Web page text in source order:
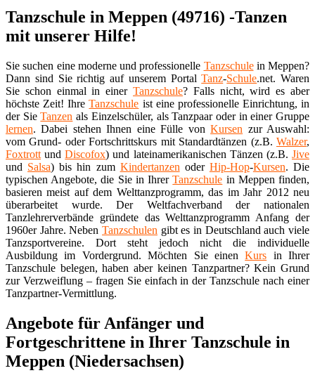
Tanzschule in Meppen (49716) -Tanzen
mit unserer Hilfe!
Sie suchen eine moderne und professionelle Tanzschulein Meppen?
Dann sind Sie richtig auf unserem PortalTanz-Schule.net. Waren
Sie schon einmal in einer Tanzschule? Falls nicht, wird es aber
höchste Zeit! IhreTanzschule ist eine professionelle Einrichtung, in
der SieTanzen als Einzelschüler, als Tanzpaar oder in einer Gruppe
lernen. Dabei stehen Ihnen eine Fülle vonKursen zur Auswahl:
vom Grund- oder Fortschrittskurs mit Standardtänzen (z.B. Walzer,
Foxtrott undDiscofox) und lateinamerikanischen Tänzen (z.B.Jive
und Salsa) bis hin zum Kindertanzen oder Hip-Hop-Kursen. Die
typischen Angebote, die Sie in IhrerTanzschule in Meppen finden,
basieren meist auf dem Welttanzprogramm, das im Jahr 2012 neu
überarbeitet wurde. Der Weltfachverband der nationalen
Tanzlehrerverbände gründete das Welttanzprogramm Anfang der
1960er Jahre. Neben Tanzschulen gibt es in Deutschland auch viele
Tanzsportvereine. Dort steht jedoch nicht die individuelle
Ausbildung im Vordergrund. Möchten Sie einenKurs in Ihrer
Tanzschule belegen, haben aber keinen Tanzpartner? Kein Grund
zur Verzweiflung – fragen Sie einfach in der Tanzschule nach einer
Tanzpartner-Vermittlung.
Angebote für Anfänger und
Fortgeschrittene in Ihrer Tanzschule in
Meppen (Niedersachsen)